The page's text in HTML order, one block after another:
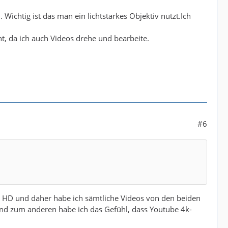
ist das man ein lichtstarkes Objektiv nutzt.Ich
da ich auch Videos drehe und bearbeite.
#6
und daher habe ich sämtliche Videos von den beiden
zum anderen habe ich das Gefühl, dass Youtube 4k-